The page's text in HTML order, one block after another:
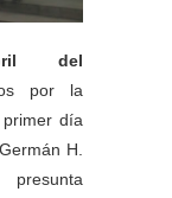
del
por la
día
H.